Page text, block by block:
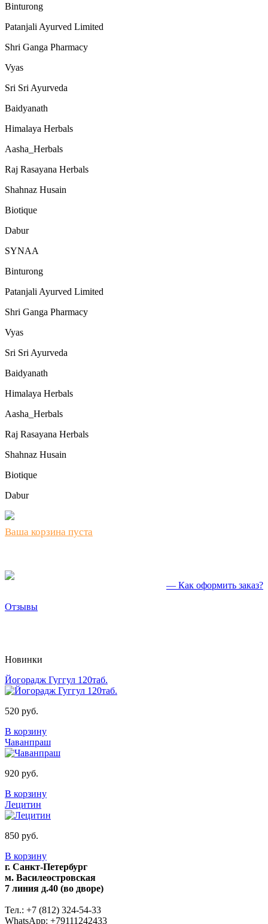
Binturong
Patanjali Ayurved Limited
Shri Ganga Pharmacy
Vyas
Sri Sri Ayurveda
Baidyanath
Himalaya Herbals
Aasha_Herbals
Raj Rasayana Herbals
Shahnaz Husain
Biotique
Dabur
SYNAA
Binturong
Patanjali Ayurved Limited
Shri Ganga Pharmacy
Vyas
Sri Sri Ayurveda
Baidyanath
Himalaya Herbals
Aasha_Herbals
Raj Rasayana Herbals
Shahnaz Husain
Biotique
Dabur
Ваша корзина пуста
— Как оформить заказ?
Отзывы
Новинки
Йогорадж Гуггул 120таб.
520 руб.
В корзину
Чаванпраш
920 руб.
В корзину
Лецитин
850 руб.
В корзину
г. Санкт-Петербург
м. Василеостровская
7 линия д.40 (во дворе)
Тел.: +7 (812) 324-54-33
WhatsApp: +79111242433